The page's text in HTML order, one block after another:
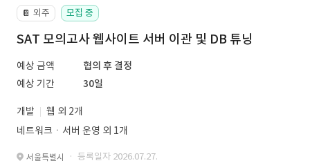
📔 외주 모집 중
SAT 모의고사 웹사이트 서버 이관 및 DB 튜닝
예상 금액
협의 후 결정
예상 기간
30일
개발
웹 외 2개
네트워크ㆍ서버 운영 외 1개
서울특별시 · 등록일자 2026.07.27.